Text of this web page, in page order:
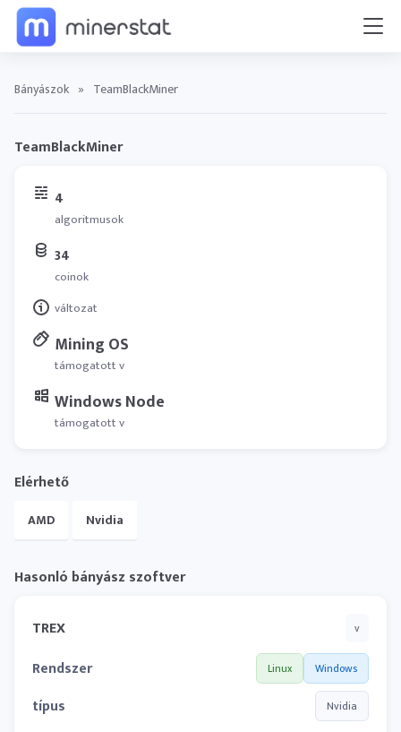
Bányászok » TeamBlackMiner
TeamBlackMiner
4
algoritmusok
34
coinok
változat
Mining OS
támogatott v
Windows Node
támogatott v
Elérhető
AMD Nvidia
Hasonló bányász ​​szoftver
TREX v
Rendszer Linux Windows
típus Nvidia